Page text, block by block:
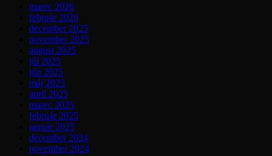
marec 2026
február 2026
december 2025
november 2025
august 2025
júl 2025
jún 2025
máj 2025
apríl 2025
marec 2025
február 2025
január 2025
december 2024
november 2024